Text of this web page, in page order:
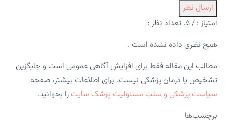
ارسال نظر
امتیاز : / ۵. تعداد نظر :
هیچ نظری داده نشده است .
مطالب این مقاله فقط برای افزایش آگاهی عمومی است و جایگزین
تشخیص یا درمان پزشکی نیست. برای اطلاعات بیشتر، صفحه
سیاست پزشکی و سلب مسئولیت پزشک سایت را بخوانید.
برچسب‌ها